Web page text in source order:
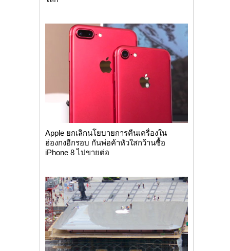
Apple ยกเลิกนโยบายการคืนเครื่องใน
ฮ่องกงอีกรอบ กันพ่อค้าหัวใสกว้านซื้อ
iPhone 8 ไปขายต่อ